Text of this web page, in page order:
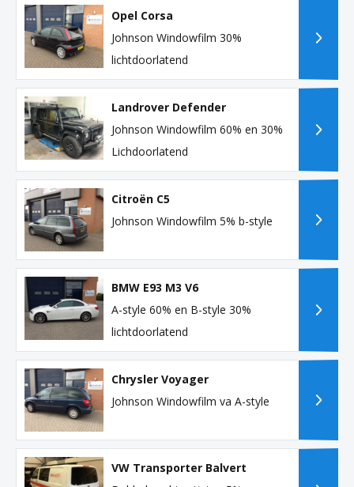
Opel Corsa
Johnson Windowfilm 30%
lichtdoorlatend
Landrover Defender
Johnson Windowfilm 60% en 30%
Lichdoorlatend
Citroën C5
Johnson Windowfilm 5% b-style
BMW E93 M3 V6
A-style 60% en B-style 30%
lichtdoorlatend
Chrysler Voyager
Johnson Windowfilm va A-style
VW Transporter Balvert